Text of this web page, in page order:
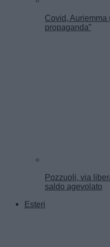
Covid, Auriemma
propaganda”
Pozzuoli, via
saldo agevolato
Esteri